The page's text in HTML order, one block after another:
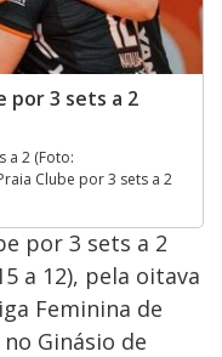
por 3 sets a 2
a 2 (Foto:
Clube por 3 sets a 2
por 3 sets a 2
a 12), pela oitava
Feminina de
Ginásio de